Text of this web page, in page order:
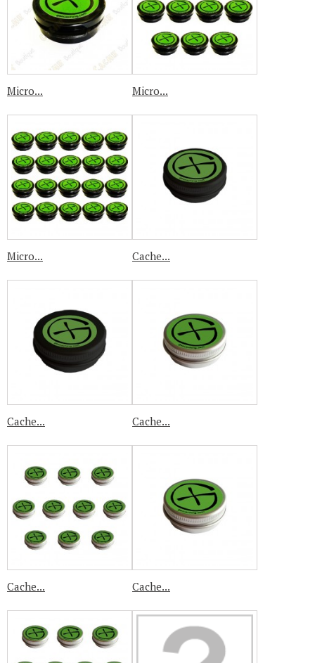
Micro... Micro...
Micro... Cache...
Cache... Cache...
Cache... Cache...